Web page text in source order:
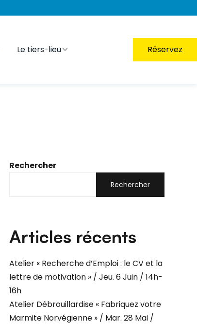
Le tiers-lieu Réservez
Rechercher
Rechercher
Articles récents
Atelier « Recherche d’Emploi : le CV et la
lettre de motivation » / Jeu. 6 Juin / 14h-
16h
Atelier Débrouillardise « Fabriquez votre
Marmite Norvégienne » / Mar. 28 Mai /